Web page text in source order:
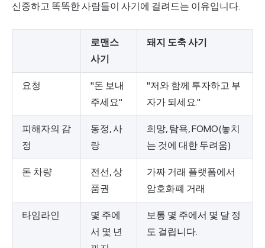
신중하고 똑똑한 사람들이 사기에 걸려드는 이유입니다.
로맨스
사기
돼지 도축 사기
요청
"돈 보내
주세요"
"저와 함께 투자하고 부
자가 되세요."
피해자의 감
정
동정, 사
랑
희망, 탐욕, FOMO(놓치
는 것에 대한 두려움)
돈 차량
전선, 상
품권
가짜 거래 플랫폼에서
암호화폐 거래
타임라인
몇 주에
서 몇 년
보통 몇 주에서 몇 달 정
도 걸립니다.